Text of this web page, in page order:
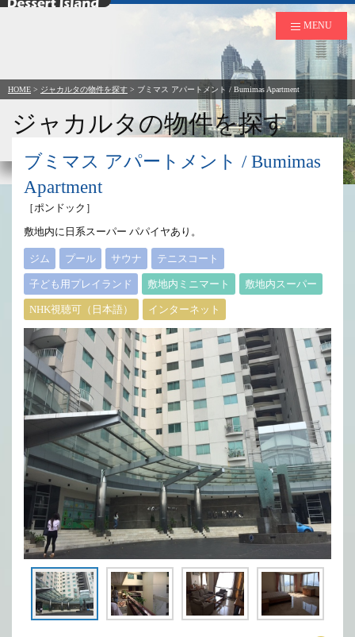
デザートアイランド
MENU
HOME > ジャカルタの物件を探す > ブミマス アパートメント / Bumimas Apartment
ジャカルタの物件を探す
ブミマス アパートメント / Bumimas
Apartment
［ポンドック］
敷地内に日系スーパー パパイヤあり。
ジム プール サウナ テニスコート
子ども用プレイランド 敷地内ミニマート 敷地内スーパー
NHK視聴可（日本語） インターネット